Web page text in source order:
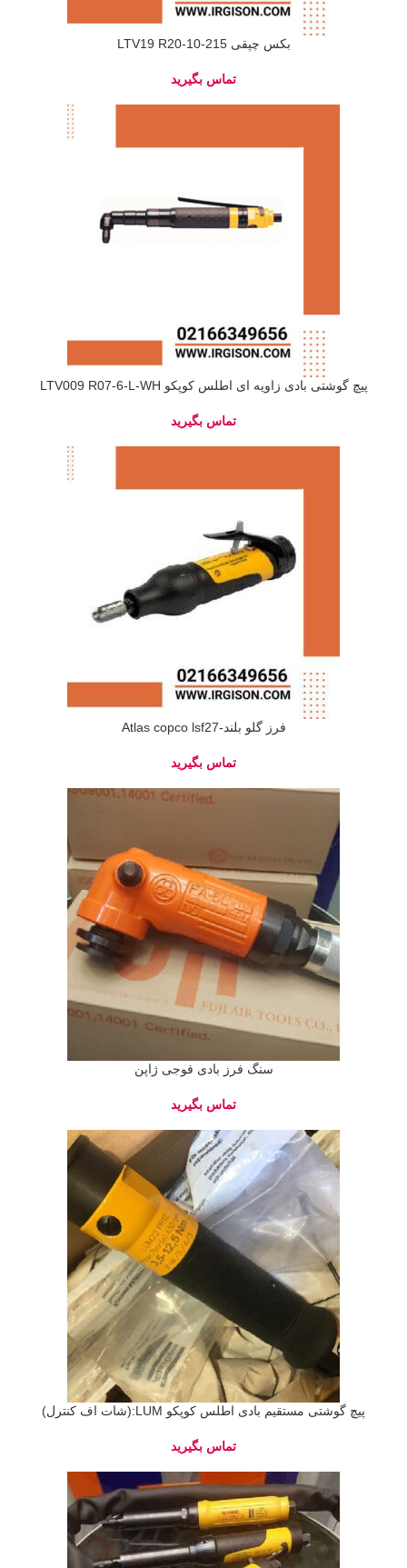
بکس چپقی LTV19 R20-10-215
پیچ گوشتی بادی زاویه ای اطلس کوپکو LTV009 R07-6-L-WH
فرز گلو بلند-Atlas copco lsf27
سنگ فرز بادی فوجی ژاپن
پیچ گوشتی مستقیم بادی اطلس کوپکو LUM:(شات اف کنترل)